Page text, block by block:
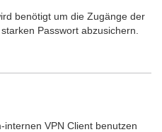
benötigt um die Zugänge der
Passwort abzusichern.
VPN Client benutzen